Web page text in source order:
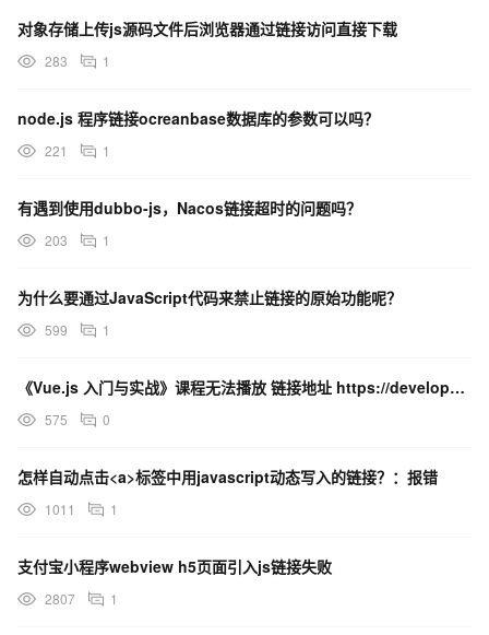
对象存储上传js源码文件后浏览器通过链接访问直接下载
283 1
node.js 程序链接ocreanbase数据库的参数可以吗？
221 1
有遇到使用dubbo-js，Nacos链接超时的问题吗？
203 1
为什么要通过JavaScript代码来禁止链接的原始功能呢？
599 1
《Vue.js 入门与实战》课程无法播放 链接地址 https://developer.aliyun
575 0
怎样自动点击<a>标签中用javascript动态写入的链接？：报错
1011 1
支付宝小程序webview h5页面引入js链接失败
2807 1